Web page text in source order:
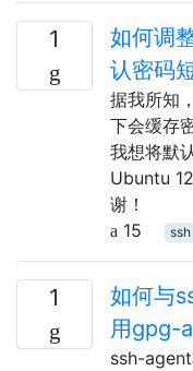
1
如何调
认密码
据我所知
下会缓存
我想将默
Ubuntu
谢！
15
ssh
1
如何与
用gpg-
ssh-